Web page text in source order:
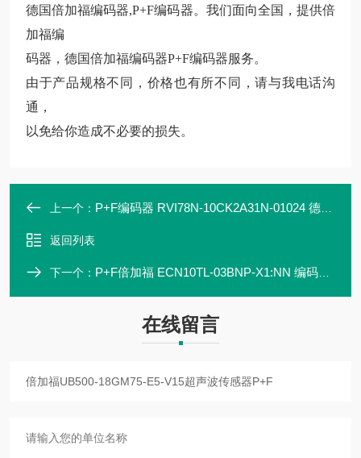
德国倍加福编码器,P+F编码器。我们面向全国，提供倍
加福编
码器，德国倍加福编码器P+F编码器服务。
由于产品规格不同，价格也有所不同，请与我电话沟
通，
以免给你造成不必要的损失。
上一个： P+F编码器 RVI78N-10CK2A31N-01024 德国倍加福
返回列表
下一个： P+F倍加福 ECN10TL-03BNP-X1:NN 编码器 拉线盒 现货
在线留言